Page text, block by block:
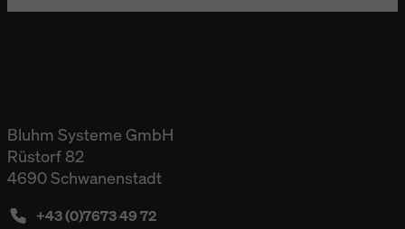
Bluhm Systeme GmbH
Rüstorf 82
4690 Schwanenstadt
+43 (0)7673 49 72